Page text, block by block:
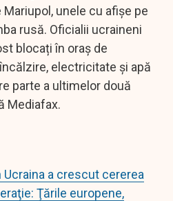
unele cu afișe pe
rusă. Oficialii ucraineni
blocați în oraș de
electricitate și apă
parte a ultimelor două
Mediafax.
Ucraina a crescut cererea
Ţările europene,